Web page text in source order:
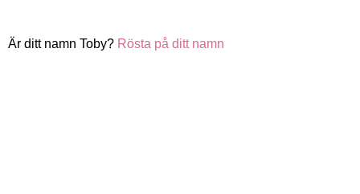
Är ditt namn Toby? Rösta på ditt namn